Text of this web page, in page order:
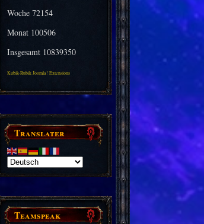
Woche72154
Monat 100506
Insgesamt 10839350
Kubik-Rubik Joomla! Extensions
Translater
Teamspeak